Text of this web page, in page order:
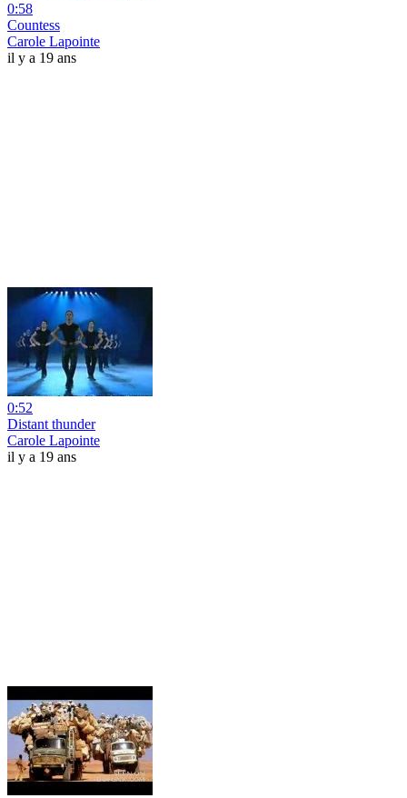
0:58
Countess
Carole Lapointe
il y a 19 ans
0:52
Distant thunder
Carole Lapointe
il y a 19 ans